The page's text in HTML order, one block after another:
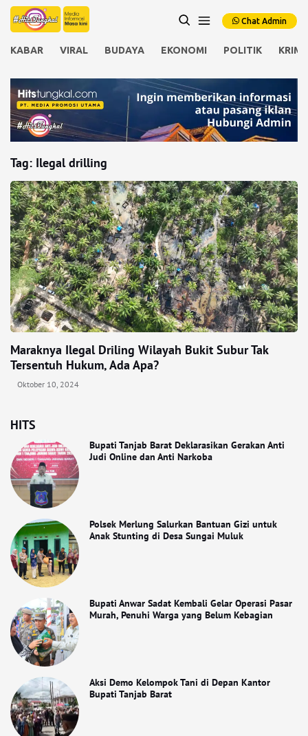
Chat Admin
KABAR VIRAL BUDAYA EKONOMI POLITIK
HITS
Bupati Tanjab Barat Deklarasikan Gerakan Anti
Judi Online dan Anti Narkoba
Polsek Merlung Salurkan Bantuan Gizi untuk
Anak Stunting di Desa Sungai Muluk
Bupati Anwar Sadat Kembali Gelar Operasi Pasar
Murah, Penuhi Warga yang Belum Kebagian
Aksi Demo Kelompok Tani di Depan Kantor
Bupati Tanjab Barat
Tag: Ilegal drilling
Maraknya Ilegal Driling Wilayah Bukit Subur Tak
Tersentuh Hukum, Ada Apa?
Oktober 10, 2024